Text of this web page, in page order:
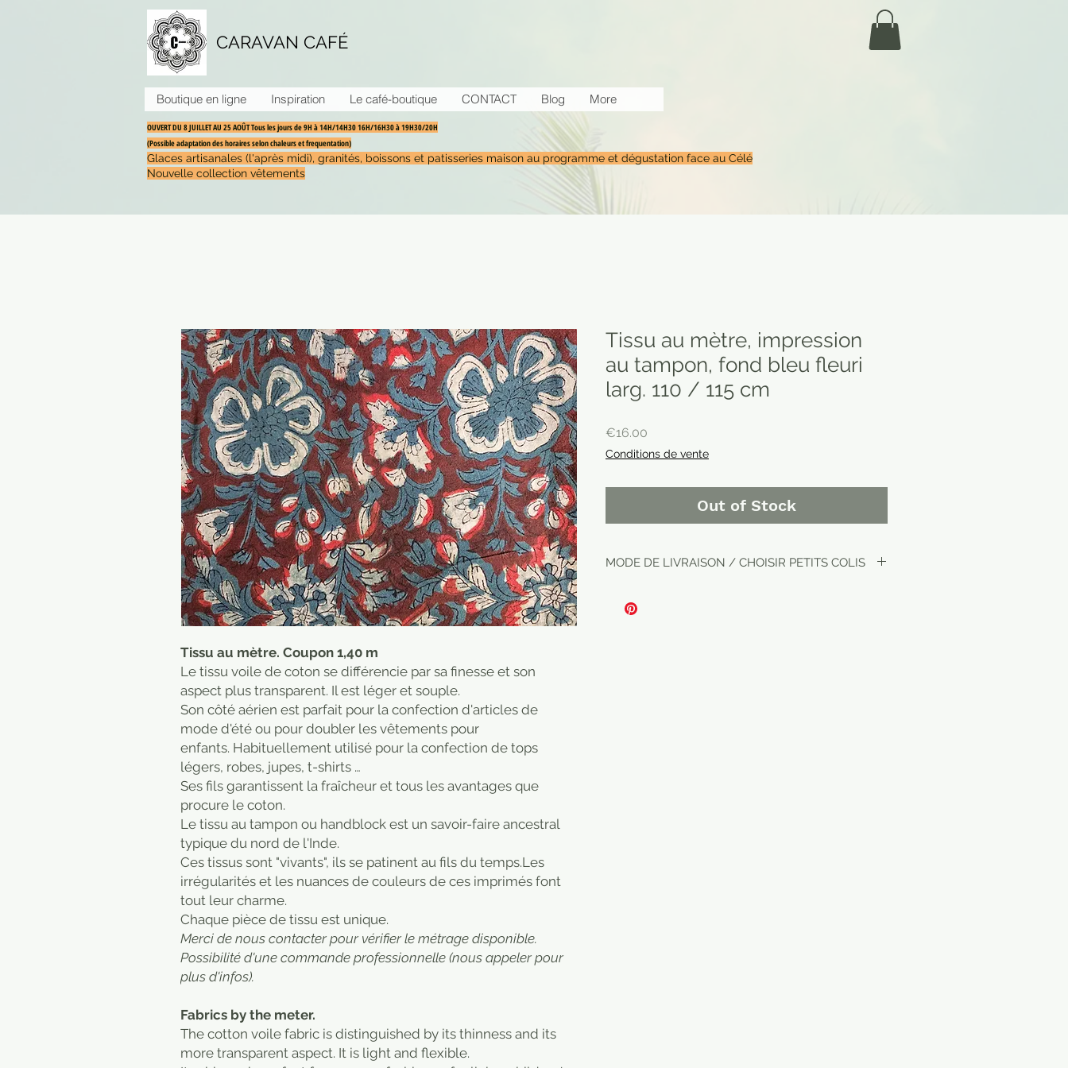
CARAVAN CAFÉ
Boutique en ligne Inspiration Le café-boutique CONTACT Blog More
OUVERT DU 8 JUILLET AU 25 AOÛT Tous les jours de 9H à 14H/14H30 16H/16H30 à 19H30/20H
(Possible adaptation des horaires selon chaleurs et frequentation)
Glaces artisanales (l'après midi), granités, boissons et patisseries maison au programme et dégustation face au Célé
Nouvelle collection vêtements
Tissu au mètre. Coupon 1,40 m
Le tissu voile de coton se différencie par sa finesse et son
aspect plus transparent. Il est léger et souple.
Son côté aérien est parfait pour la confection d'articles de
mode d'été ou pour doubler les vêtements pour
enfants. Habituellement utilisé pour la confection de tops
légers, robes, jupes, t-shirts …
Ses fils garantissent la fraîcheur et tous les avantages que
procure le coton.
Le tissu au tampon ou handblock est un savoir-faire ancestral
typique du nord de l'Inde.
Ces tissus sont "vivants", ils se patinent au fils du temps.Les
irrégularités et les nuances de couleurs de ces imprimés font
tout leur charme.
​Chaque pièce de tissu est unique.
Merci de nous contacter pour vérifier le métrage disponible.
Possibilité d'une commande professionnelle (nous appeler pour
plus d'infos).
Fabrics by the meter.
The cotton voile fabric is distinguished by its thinness and its
more transparent aspect. It is light and flexible.
Tissu au mètre, impression
au tampon, fond bleu fleuri
larg. 110 / 115 cm
€16.00
Conditions de vente
Out of Stock
MODE DE LIVRAISON / CHOISIR PETITS COLIS